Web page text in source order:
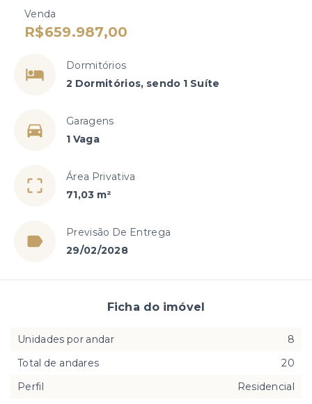
Venda
R$659.987,00
Dormitórios
2 Dormitórios, sendo 1 Suíte
Garagens
1 Vaga
Área Privativa
71,03 m²
Previsão De Entrega
29/02/2028
Ficha do imóvel
Unidades por andar
8
Total de andares
20
Perfil
Residencial